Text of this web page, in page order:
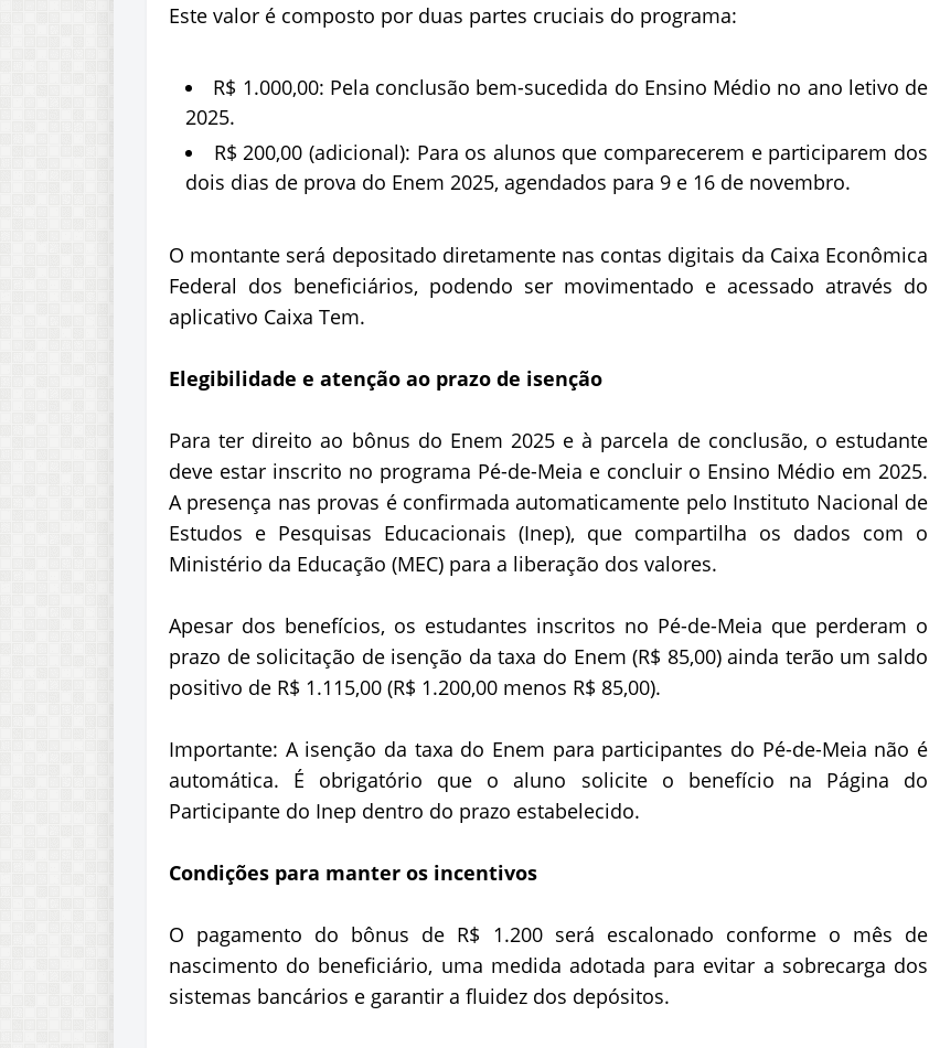
Este valor é composto por duas partes cruciais do programa:
R$ 1.000,00: Pela conclusão bem-sucedida do Ensino Médio no ano letivo de
2025.
R$ 200,00 (adicional): Para os alunos que comparecerem e participarem dos
dois dias de prova do Enem 2025, agendados para 9 e 16 de novembro.
O montante será depositado diretamente nas contas digitais da Caixa Econômica
Federal dos beneficiários, podendo ser movimentado e acessado através do
aplicativo Caixa Tem.
Elegibilidade e atenção ao prazo de isenção
Para ter direito ao bônus do Enem 2025 e à parcela de conclusão, o estudante
deve estar inscrito no programa Pé-de-Meia e concluir o Ensino Médio em 2025.
A presença nas provas é confirmada automaticamente pelo Instituto Nacional de
Estudos e Pesquisas Educacionais (Inep), que compartilha os dados com o
Ministério da Educação (MEC) para a liberação dos valores.
Apesar dos benefícios, os estudantes inscritos no Pé-de-Meia que perderam o
prazo de solicitação de isenção da taxa do Enem (R$ 85,00) ainda terão um saldo
positivo de R$ 1.115,00 (R$ 1.200,00 menos R$ 85,00).
Importante: A isenção da taxa do Enem para participantes do Pé-de-Meia não é
automática. É obrigatório que o aluno solicite o benefício na Página do
Participante do Inep dentro do prazo estabelecido.
Condições para manter os incentivos
O pagamento do bônus de R$ 1.200 será escalonado conforme o mês de
nascimento do beneficiário, uma medida adotada para evitar a sobrecarga dos
sistemas bancários e garantir a fluidez dos depósitos.